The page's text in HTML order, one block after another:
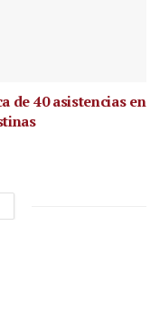
de 40 asistencias en